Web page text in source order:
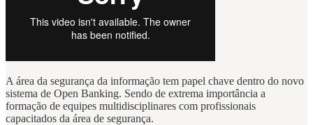
A área da segurança da informação tem papel chave dentro do novo
sistema de Open Banking. Sendo de extrema importância a
formação de equipes multidisciplinares com profissionais
capacitados da área de segurança.